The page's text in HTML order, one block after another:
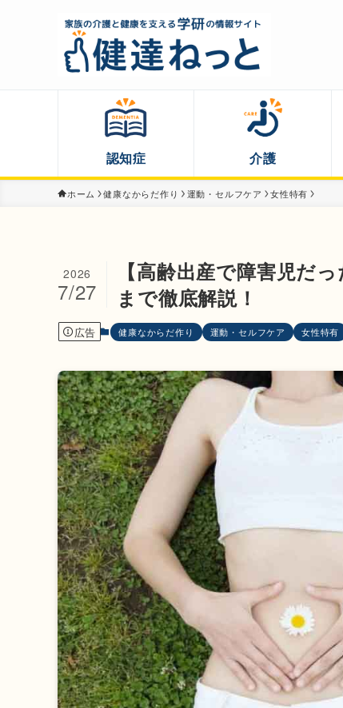
認知症 介護
ホーム 健康なからだ作り 運動・セルフケア 女性特有
【高齢出産で障害児だ
まで徹底解説！
2026
7/27
広告 健康なからだ作り 運動・セルフケア 女性特有